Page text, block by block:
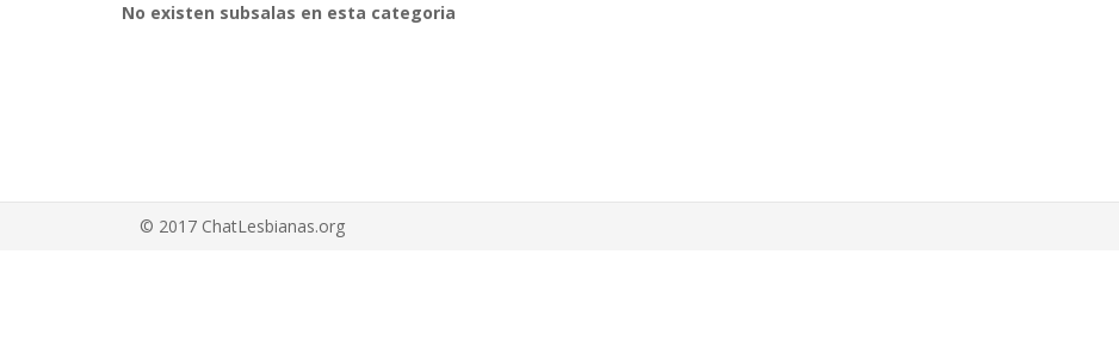
No existen subsalas en esta categoria
© 2017 ChatLesbianas.org